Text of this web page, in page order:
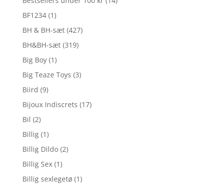
BF1234 (1)
BH & BH-sæt (427)
BH&BH-sæt (319)
Big Boy (1)
Big Teaze Toys (3)
Biird (9)
Bijoux Indiscrets (17)
Bil (2)
Billig (1)
Billig Dildo (2)
Billig Sex (1)
Billig sexlegetø (1)